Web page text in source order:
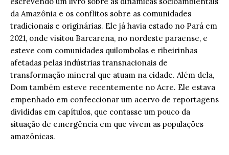
da Amazônia e os conflitos sobre as comunidades
tradicionais e originárias. Ele já havia estado no Pará em
2021, onde visitou Barcarena, no nordeste paraense, e
esteve com comunidades quilombolas e ribeirinhas
afetadas pelas indústrias transnacionais de
transformação mineral que atuam na cidade. Além dela,
Dom também esteve recentemente no Acre. Ele estava
empenhado em confeccionar um acervo de reportagens
divididas em capítulos, que contasse um pouco da
situação de emergência em que vivem as populações
amazônicas.